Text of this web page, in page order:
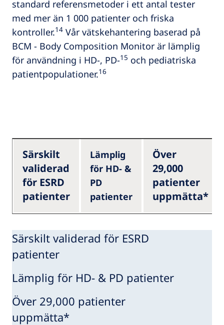
standard referensmetoder i ett antal tester
med mer än 1 000 patienter och friska
kontroller.14 Vår vätskehantering baserad på
BCM - Body Composition Monitor är lämplig
för användning i HD-, PD-15 och pediatriska
patientpopulationer.16
Särskilt
validerad
för ESRD
patienter
Lämplig
för HD- &
PD
patienter
Över
29,000
patienter
uppmätta*
Särskilt validerad för ESRD
patienter
Lämplig för HD- & PD patienter
Över 29,000 patienter
uppmätta*